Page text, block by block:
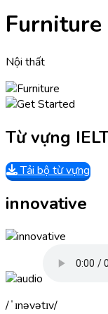
Furniture
Nội thất
Từ vựng
Tải bộ từ vựng
innovative
ˈɪnəvətɪv